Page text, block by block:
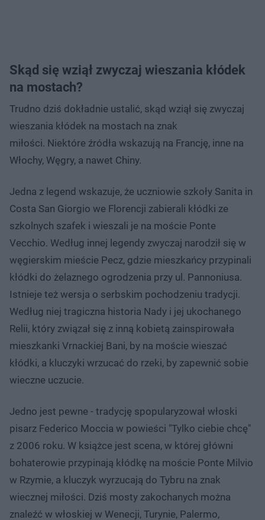
Skąd się wziął zwyczaj wieszania kłódek
na mostach?
Trudno dziś dokładnie ustalić, skąd wziął się zwyczaj
wieszania kłódek na mostach na znak
miłości. Niektóre źródła wskazują na Francję, inne na
Włochy, Węgry, a nawet Chiny.
Jedna z legend wskazuje, że uczniowie szkoły Sanita in
Costa San Giorgio we Florencji zabierali kłódki ze
szkolnych szafek i wieszali je na moście Ponte
Vecchio. Według innej legendy zwyczaj narodził się w
węgierskim mieście Pecz, gdzie mieszkańcy przypinali
kłódki do żelaznego ogrodzenia przy ul. Pannoniusa.
Istnieje też wersja o serbskim pochodzeniu tradycji.
Według niej tragiczna historia Nady i jej ukochanego
Relii, który związał się z inną kobietą zainspirowała
mieszkanki Vrnackiej Bani, by na moście wieszać
kłódki, a kluczyki wrzucać do rzeki, by zapewnić sobie
wieczne uczucie.
Jedno jest pewne - tradycję spopularyzował włoski
pisarz Federico Moccia w powieści "Tylko ciebie chcę"
z 2006 roku. W książce jest scena, w której główni
bohaterowie przypinają kłódkę na moście Ponte Milvio
w Rzymie, a kluczyk wyrzucają do Tybru na znak
wiecznej miłości. Dziś mosty zakochanych można
znaleźć w włoskiej w Wenecji, Turynie, Palermo,